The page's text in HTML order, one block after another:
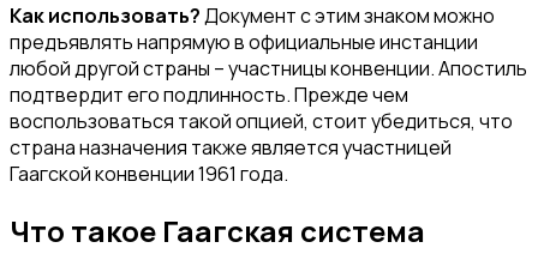
Как использовать?Документ с этим знаком можно
предъявлять напрямую в официальные инстанции
любой другой страны – участницы конвенции. Апостиль
подтвердит его подлинность. Прежде чем
воспользоваться такой опцией, стоит убедиться, что
страна назначения также является участницей
Гаагской конвенции 1961 года.
Что такое Гаагская система